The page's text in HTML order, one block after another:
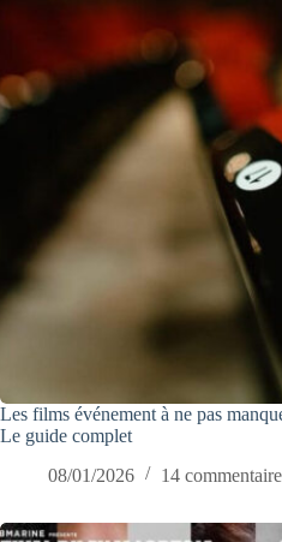
Les films événement à ne pas
Le guide complet
08/01/2026
14